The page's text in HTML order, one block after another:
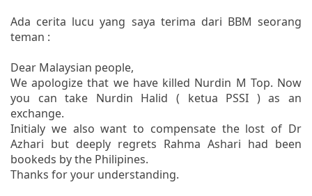
Ada cerita lucu yang saya terima dari BBM seorang
teman :
Dear Malaysian people,
We apologize that we have killed Nurdin M Top. Now
you can take Nurdin Halid ( ketua PSSI ) as an
exchange.
Initialy we also want to compensate the lost of Dr
Azhari but deeply regrets Rahma Ashari had been
bookeds by the Philipines.
Thanks for your understanding.